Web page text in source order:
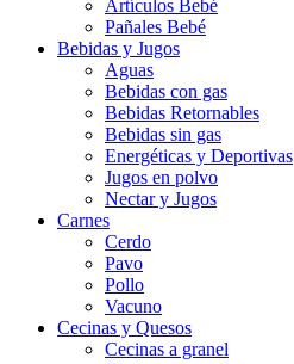
Artículos Bebé
Pañales Bebé
Bebidas y Jugos
Aguas
Bebidas con gas
Bebidas Retornables
Bebidas sin gas
Energéticas y Deportivas
Jugos en polvo
Nectar y Jugos
Carnes
Cerdo
Pavo
Pollo
Vacuno
Cecinas y Quesos
Cecinas a granel